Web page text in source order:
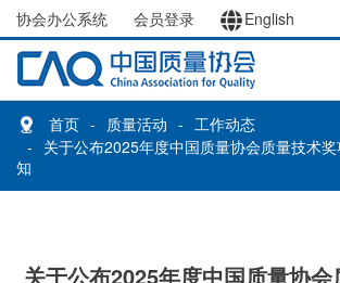
协会办公系统 会员登录 English
首页 质量活动
工作动态
关于公布2025年度中国质量协会质量技术
知
关于公布2025年度中国质量协